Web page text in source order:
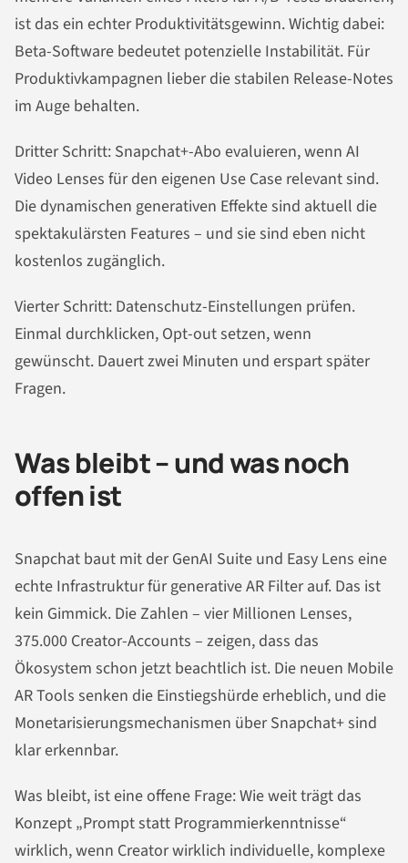
ist das ein echter Produktivitätsgewinn. Wichtig dabei:
Beta-Software bedeutet potenzielle Instabilität. Für
Produktivkampagnen lieber die stabilen Release-Notes
im Auge behalten.
Dritter Schritt: Snapchat+-Abo evaluieren, wenn AI
Video Lenses für den eigenen Use Case relevant sind.
Die dynamischen generativen Effekte sind aktuell die
spektakulärsten Features – und sie sind eben nicht
kostenlos zugänglich.
Vierter Schritt: Datenschutz-Einstellungen prüfen.
Einmal durchklicken, Opt-out setzen, wenn
gewünscht. Dauert zwei Minuten und erspart später
Fragen.
Was bleibt – und was noch
offen ist
Snapchat baut mit der GenAI Suite und Easy Lens eine
echte Infrastruktur für generative AR Filter auf. Das ist
kein Gimmick. Die Zahlen – vier Millionen Lenses,
375.000 Creator-Accounts – zeigen, dass das
Ökosystem schon jetzt beachtlich ist. Die neuen Mobile
AR Tools senken die Einstiegshürde erheblich, und die
Monetarisierungsmechanismen über Snapchat+ sind
klar erkennbar.
Was bleibt, ist eine offene Frage: Wie weit trägt das
Konzept „Prompt statt Programmierkenntnisse“
wirklich, wenn Creator wirklich individuelle, komplexe